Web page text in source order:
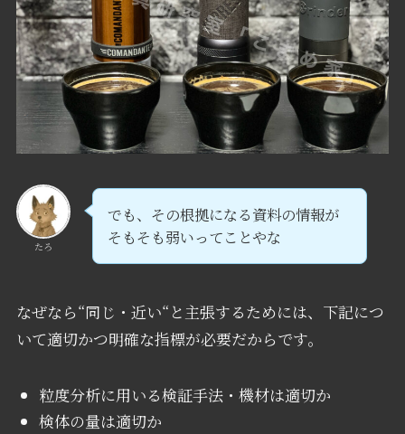
たろ
でも、その根拠になる資料の情報が
そもそも弱いってことやな
なぜなら“同じ・近い“と主張するためには、下記につ
いて適切かつ明確な指標が必要だからです。
粒度分析に用いる検証手法・機材は適切か
検体の量は適切か